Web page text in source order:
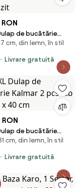
de bucătărie
57 x 57 x 80 cm
cm, din lemn, în stil
Livrare gratuită
de bucătărie
pcs Alb 60 x 31 x 40 cm
cm, din lemn, în stil
Livrare gratuită